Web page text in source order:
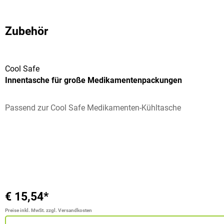
Zubehör
Cool Safe
Innentasche für große Medikamentenpackungen
Passend zur Cool Safe Medikamenten-Kühltasche
€ 15,54*
Preise inkl. MwSt. zzgl. Versandkosten